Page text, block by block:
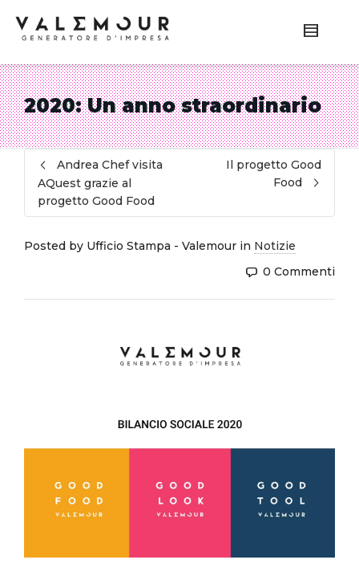
2020: Un anno straordinario
Andrea Chef visita
AQuest grazie al
progetto Good Food
Il progetto Good
Food
Posted by Ufficio Stampa - Valemour in Notizie
0 Commenti